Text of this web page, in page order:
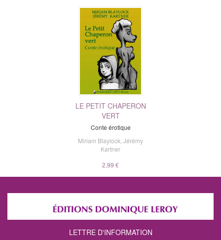
LE PETIT CHAPERON
VERT
Conte érotique
Miriam Blaylock,Jérémy
Kartner
2,99 €
LETTRE D'INFORMATION